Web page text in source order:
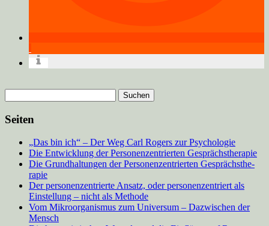
nach:
Seiten
„Das bin ich“ – Der Weg Carl Rogers zur Psychologie
Die Entwicklung der Personenzentrierten Gesprächstherapie
Die Grundhaltungen der Personenzentrierten Gesprächsthe­
rapie
Der personenzentrierte Ansatz, oder personenzen­triert als
Einstellung – nicht als Methode
Vom Mikroorganismus zum Universum – Dazwischen der
Mensch